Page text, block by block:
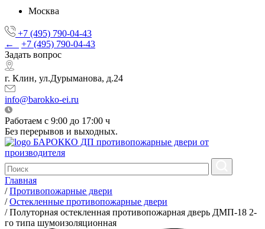
Москва
+7 (495) 790-04-43
←
+7 (495) 790-04-43
Задать вопрос
г. Клин, ул.Дурыманова, д.24
info@barokko-ei.ru
Работаем с 9:00 до 17:00 ч
Без перерывов и выходных.
БАРОККО ДП противопожарные двери от
производителя
Главная
/ Противопожарные двери
/ Остекленные противопожарные двери
/ Полуторная остекленная противопожарная дверь ДМП-18 2-
го типа шумоизоляционная